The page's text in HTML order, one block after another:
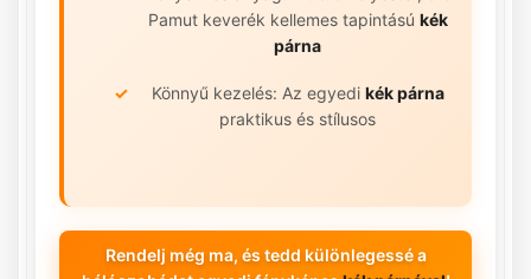
Pamut keverék kellemes tapintású kék
párna
Könnyű kezelés: Az egyedi kék párna
praktikus és stílusos
Rendelj még ma, és tedd különlegessé a